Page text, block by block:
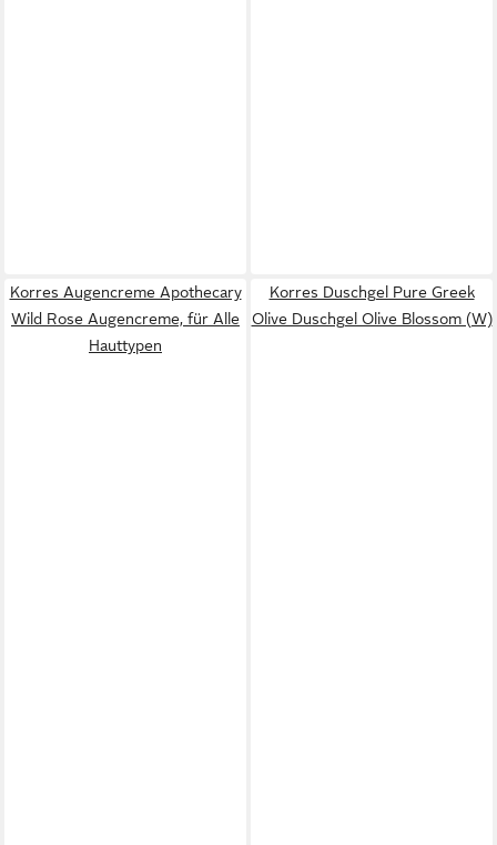
Korres Augencreme Apothecary
Wild Rose Augencreme, für Alle
Hauttypen
Korres Duschgel Pure Greek
Olive Duschgel Olive Blossom (W)